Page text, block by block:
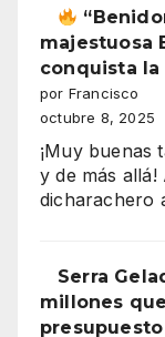
majestuosa
conquista la
por Francisco
octubre 8, 2025
¡Muy buenas
y de más
dicharachero
Serra
millones